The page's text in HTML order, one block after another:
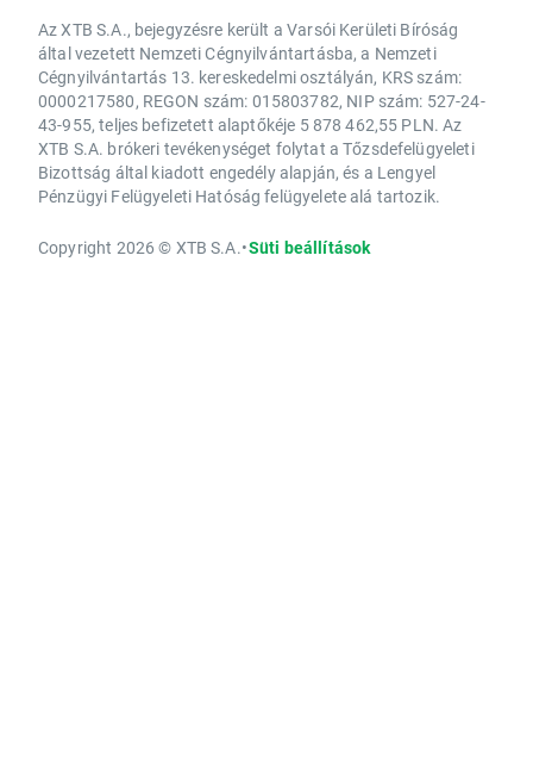
Az XTB S.A., bejegyzésre került a Varsói Kerületi Bíróság
által vezetett Nemzeti Cégnyilvántartásba, a Nemzeti
Cégnyilvántartás 13. kereskedelmi osztályán, KRS szám:
0000217580, REGON szám: 015803782, NIP szám: 527-24-
43-955, teljes befizetett alaptőkéje 5 878 462,55 PLN. Az
XTB S.A. brókeri tevékenységet folytat a Tőzsdefelügyeleti
Bizottság által kiadott engedély alapján, és a Lengyel
Pénzügyi Felügyeleti Hatóság felügyelete alá tartozik.
Copyright 2026 © XTB S.A.•Süti beállítások